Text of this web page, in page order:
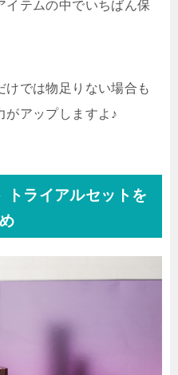
イテムの中でいちばん保
では物足りない場合も
がアップしますよ♪
トライアルセットを